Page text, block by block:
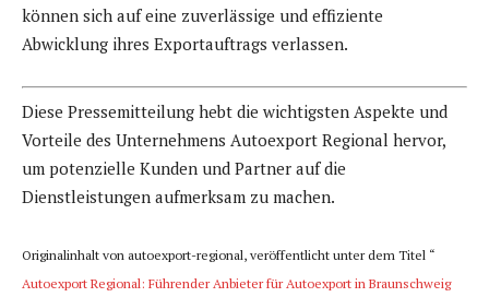
können sich auf eine zuverlässige und effiziente
Abwicklung ihres Exportauftrags verlassen.
Diese Pressemitteilung hebt die wichtigsten Aspekte und
Vorteile des Unternehmens Autoexport Regional hervor,
um potenzielle Kunden und Partner auf die
Dienstleistungen aufmerksam zu machen.
Originalinhalt von autoexport-regional, veröffentlicht unter dem Titel “
Autoexport Regional: Führender Anbieter für Autoexport in Braunschweig